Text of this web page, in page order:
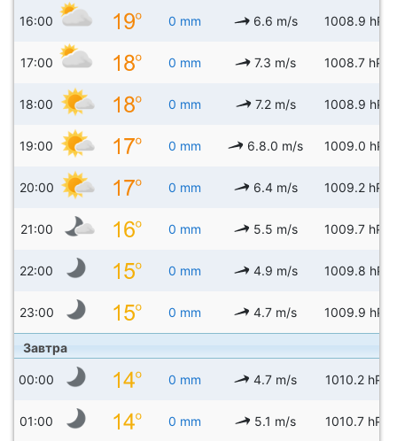
16:00 0 mm 6.6 m/s 1008.9 hPa
17:00 0 mm 7.3 m/s 1008.7 hPa
18:00 0 mm 7.2 m/s 1008.9 hPa
19:00 0 mm 6.8.0 m/s 1009.0 hPa
20:00 0 mm 6.4 m/s 1009.2 hPa
21:00 0 mm 5.5 m/s 1009.7 hPa
22:00 0 mm 4.9 m/s 1009.8 hPa
23:00 0 mm 4.7 m/s 1009.9 hPa
Завтра
00:00 0 mm 4.7 m/s 1010.2 hPa
01:00 0 mm 5.1 m/s 1010.7 hPa